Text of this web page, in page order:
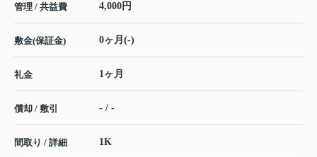
管理 / 共益費 4,000円
敷金(保証金) 0ヶ月(-)
礼金 1ヶ月
償却 / 敷引 - / -
間取り / 詳細 1K